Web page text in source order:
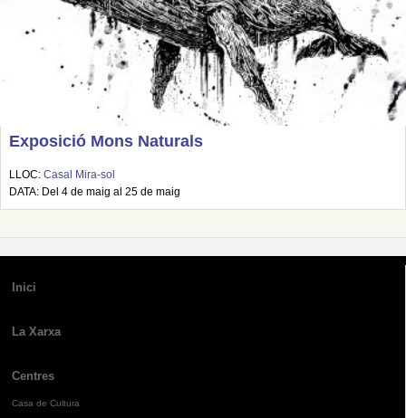
Exposició Mons Naturals
LLOC: Casal Mira-sol
DATA: Del 4 de maig al 25 de maig
Inici
La Xarxa
Centres
Casa de Cultura